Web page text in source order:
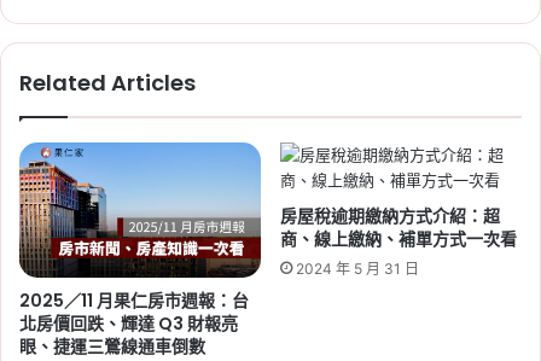
2026-06-09
新店、三峽 6/10 起遞補
招租，申請時間、資格、
房型租金一次看
Tag:新北,新北市,新北市建案, 新北市
社會住宅
,社宅,社會住宅,社會住宅抽
籤
社會住宅申請,社會住宅申請資格
2026-06-05
5
迪
沒
些
「民
間
建
設」
Related Articles
2025／11 月果仁房市週報：台
北房價回跌、輝達 Q3 財報亮
眼、捷運三鶯線通車倒數
房屋稅逾期繳納方式介紹：超
商、線上繳納、補單方式一次看
2024 年 5 月 31 日